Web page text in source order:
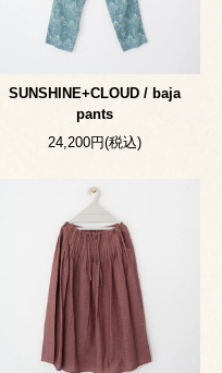
SUNSHINE+CLOUD / baja
pants
24,200円(税込)